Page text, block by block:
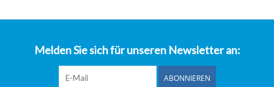
Melden Sie sich für unseren Newsletter an:
ABONNIEREN